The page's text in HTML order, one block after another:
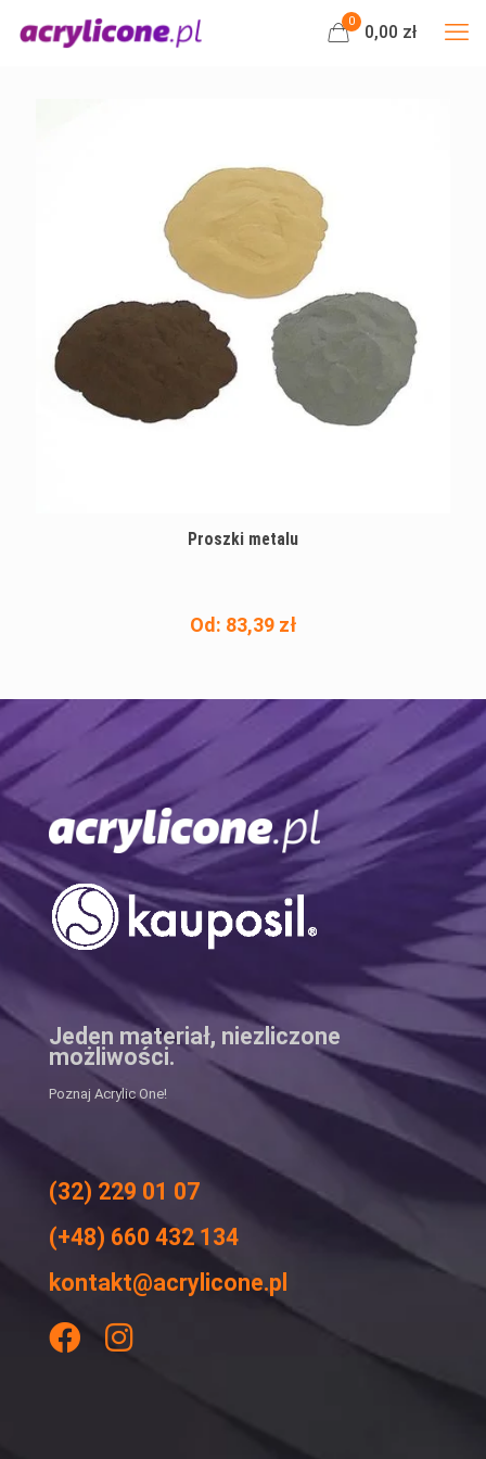
0
0,00 zł
Proszki metalu
Od: 83,39 zł
Jeden materiał, niezliczone
możliwości.
Poznaj Acrylic One!
(32) 229 01 07
(+48) 660 432 134
kontakt@acrylicone.pl